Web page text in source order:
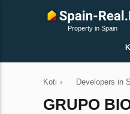
Property in Spain
Koti › Developers in
GRUPO